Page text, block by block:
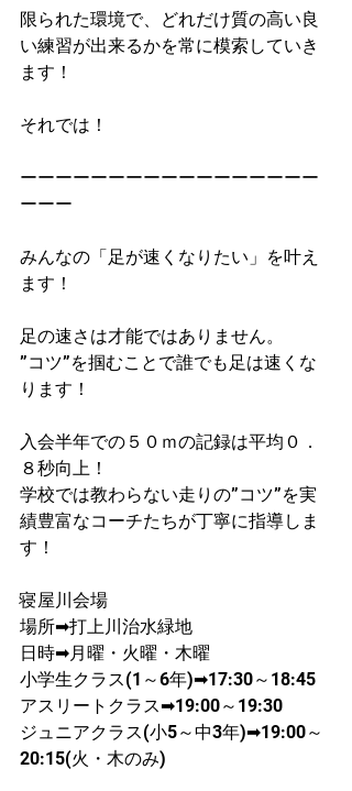
限られた環境で、どれだけ質の高い良
い練習が出来るかを常に模索していき
ます！
それでは！
ーーーーーーーーーーーーーーーーー
ーーー
みんなの「足が速くなりたい」を叶え
ます！
足の速さは才能ではありません。
”コツ”を掴むことで誰でも足は速くな
ります！
入会半年での５０ｍの記録は平均０．
８秒向上！
学校では教わらない走りの”コツ”を実
績豊富なコーチたちが丁寧に指導しま
す！
寝屋川会場
場所➡打上川治水緑地
日時➡月曜・火曜・木曜
小学生クラス(1～6年)➡17:30～18:45
アスリートクラス➡19:00～19:30
ジュニアクラス(小5～中3年)➡19:00～
20:15(火・木のみ)